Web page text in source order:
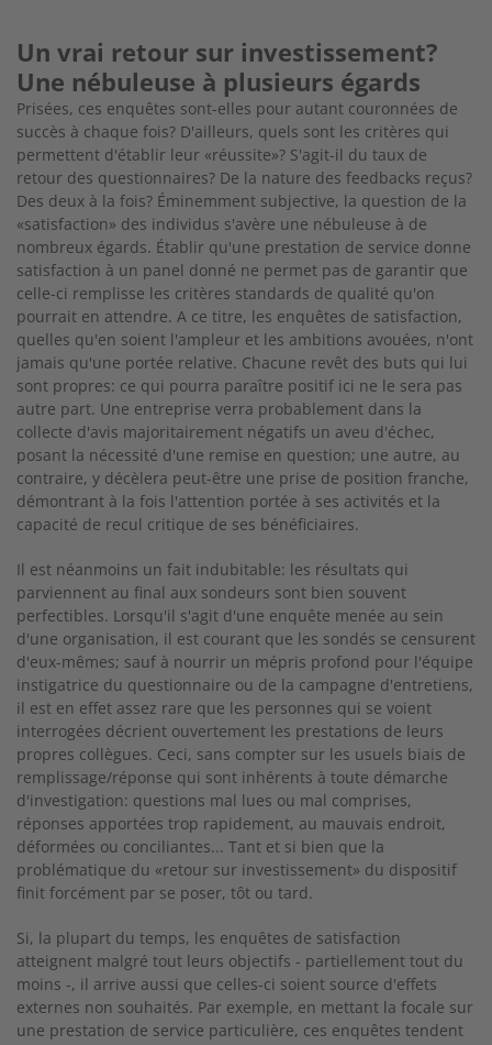
Un vrai retour sur investissement?
Une nébuleuse à plusieurs égards
Prisées, ces enquêtes sont-elles pour autant couronnées de
succès à chaque fois? D'ailleurs, quels sont les critères qui
permettent d'établir leur «réussite»? S'agit-il du taux de
retour des questionnaires? De la nature des feedbacks reçus?
Des deux à la fois? Éminemment subjective, la question de la
«satisfaction» des individus s'avère une nébuleuse à de
nombreux égards. Établir qu'une prestation de service donne
satisfaction à un panel donné ne permet pas de garantir que
celle-ci remplisse les critères standards de qualité qu'on
pourrait en attendre. A ce titre, les enquêtes de satisfaction,
quelles qu'en soient l'ampleur et les ambitions avouées, n'ont
jamais qu'une portée relative. Chacune revêt des buts qui lui
sont propres: ce qui pourra paraître positif ici ne le sera pas
autre part. Une entreprise verra probablement dans la
collecte d'avis majoritairement négatifs un aveu d'échec,
posant la nécessité d'une remise en question; une autre, au
contraire, y décèlera peut-être une prise de position franche,
démontrant à la fois l'attention portée à ses activités et la
capacité de recul critique de ses bénéficiaires.
Il est néanmoins un fait indubitable: les résultats qui
parviennent au final aux sondeurs sont bien souvent
perfectibles. Lorsqu'il s'agit d'une enquête menée au sein
d'une organisation, il est courant que les sondés se censurent
d'eux-mêmes; sauf à nourrir un mépris profond pour l'équipe
instigatrice du questionnaire ou de la campagne d'entretiens,
il est en effet assez rare que les personnes qui se voient
interrogées décrient ouvertement les prestations de leurs
propres collègues. Ceci, sans compter sur les usuels biais de
remplissage/réponse qui sont inhérents à toute démarche
d'investigation: questions mal lues ou mal comprises,
réponses apportées trop rapidement, au mauvais endroit,
déformées ou conciliantes... Tant et si bien que la
problématique du «retour sur investissement» du dispositif
finit forcément par se poser, tôt ou tard.
Si, la plupart du temps, les enquêtes de satisfaction
atteignent malgré tout leurs objectifs - partiellement tout du
moins -, il arrive aussi que celles-ci soient source d'effets
externes non souhaités. Par exemple, en mettant la focale sur
une prestation de service particulière, ces enquêtes tendent